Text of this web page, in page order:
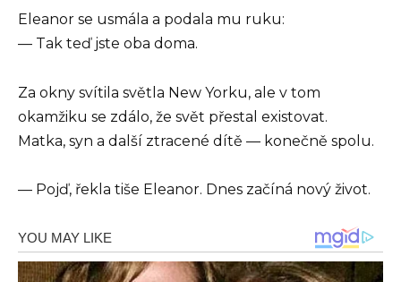
Eleanor se usmála a podala mu ruku:
— Tak teď jste oba doma.
Za okny svítila světla New Yorku, ale v tom
okamžiku se zdálo, že svět přestal existovat.
Matka, syn a další ztracené dítě — konečně spolu.
— Pojď, řekla tiše Eleanor. Dnes začíná nový život.